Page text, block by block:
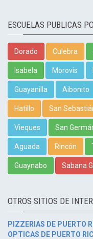
ESCUELAS PUBLICAS
Dorado Culebra
Isabela Morovis
Guayanilla Aibonito
Hatillo San
Vieques San
Aguada Rincón
Guaynabo Sabana
OTROS SITIOS DE
PIZZERIAS DE PUERTO
OPTICAS DE PUERTO